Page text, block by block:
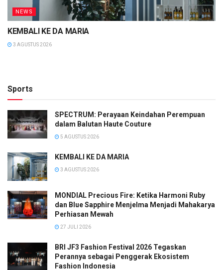
NEWS
KEMBALI KE DA MARIA
3 AGUSTUS 2026
Sports
SPECTRUM: Perayaan Keindahan Perempuan
dalam Balutan Haute Couture
5 AGUSTUS 2026
KEMBALI KE DA MARIA
3 AGUSTUS 2026
MONDIAL Precious Fire: Ketika Harmoni Ruby
dan Blue Sapphire Menjelma Menjadi Mahakarya
Perhiasan Mewah
27 JULI 2026
BRI JF3 Fashion Festival 2026 Tegaskan
Perannya sebagai Penggerak Ekosistem
Fashion Indonesia